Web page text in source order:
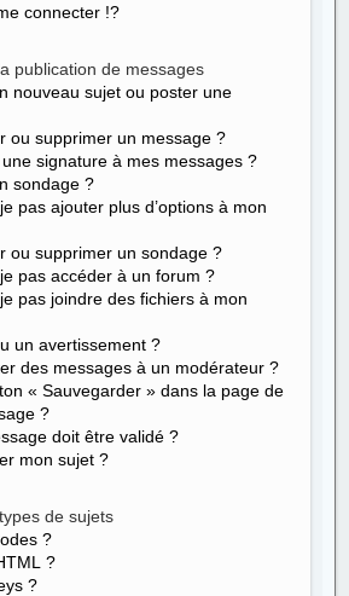
connecter !?
publication de messages
nouveau sujet ou poster une
ou supprimer un message ?
signature à mes messages ?
sondage ?
pas ajouter plus d’options à mon
ou supprimer un sondage ?
pas accéder à un forum ?
pas joindre des fichiers à mon
un avertissement ?
des messages à un modérateur ?
« Sauvegarder » dans la page de
?
doit être validé ?
mon sujet ?
de sujets
?
?
?